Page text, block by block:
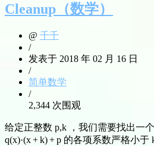
Cleanup（数学）
@ 千千
/
发表于 2018 年 02 月 16 日
/
简单数学
/
2,344 次围观
给定正整数 p,k ，我们需要找出一
q(x)·(x + k) + p 的各项系数严格小